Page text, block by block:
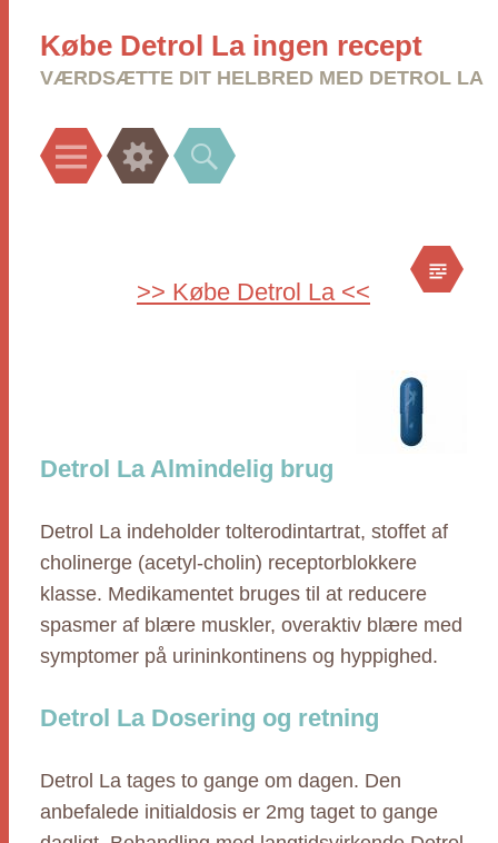
Købe Detrol La ingen recept
VÆRDSÆTTE DIT HELBRED MED DETROL LA
Menu Widgets Search
>> Købe Detrol La <<
Detrol La Almindelig brug
Detrol La indeholder tolterodintartrat, stoffet af
cholinerge (acetyl-cholin) receptorblokkere
klasse. Medikamentet bruges til at reducere
spasmer af blære muskler, overaktiv blære med
symptomer på urininkontinens og hyppighed.
Detrol La Dosering og retning
Detrol La tages to gange om dagen. Den
anbefalede initialdosis er 2mg taget to gange